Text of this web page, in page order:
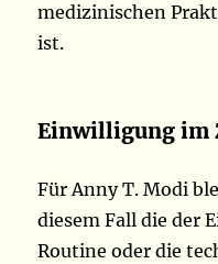
medizinischen
ist.
Einwilligung im
Für Anny T. Modi
diesem Fall die der
Routine oder die